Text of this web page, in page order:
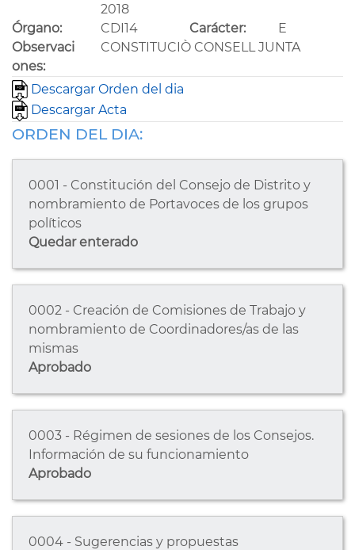
2018
Órgano: CDI14 Carácter:
E
Observaci
ones:
CONSTITUCIÒ CONSELL JUNTA
Descargar Orden del dia
Descargar Acta
ORDEN DEL DIA:
0001 - Constitución del Consejo de Distrito y
nombramiento de Portavoces de los grupos
políticos
Quedar enterado
0002 - Creación de Comisiones de Trabajo y
nombramiento de Coordinadores/as de las
mismas
Aprobado
0003 - Régimen de sesiones de los Consejos.
Información de su funcionamiento
Aprobado
0004 - Sugerencias y propuestas